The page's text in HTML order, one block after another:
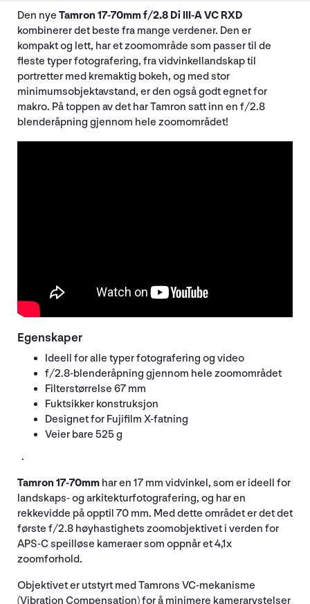
Den nye Tamron 17-70mm f/2.8 Di III-A VC RXD
kombinerer det beste fra mange verdener. Den er
kompakt og lett, har et zoomområde som passer til de
fleste typer fotografering, fra vidvinkellandskap til
portretter med kremaktig bokeh, og med stor
minimumsobjektavstand, er den også godt egnet for
makro. På toppen av det har Tamron satt inn en f/2.8
blenderåpning gjennom hele zoomområdet!
Egenskaper
Ideell for alle typer fotografering og video
f/2.8-blenderåpning gjennom hele zoomområdet
Filterstørrelse 67 mm
Fuktsikker konstruksjon
Designet for Fujifilm X-fatning
Veier bare 525 g
.
Tamron 17-70mm har en 17 mm vidvinkel, som er ideell for
landskaps- og arkitekturfotografering, og har en
rekkevidde på opptil 70 mm. Med dette området er det det
første f/2.8 høyhastighets zoomobjektivet i verden for
APS-C speilløse kameraer som oppnår et 4,1x
zoomforhold.
Objektivet er utstyrt med Tamrons VC-mekanisme
(Vibration Compensation) for å minimere kamerarystelser